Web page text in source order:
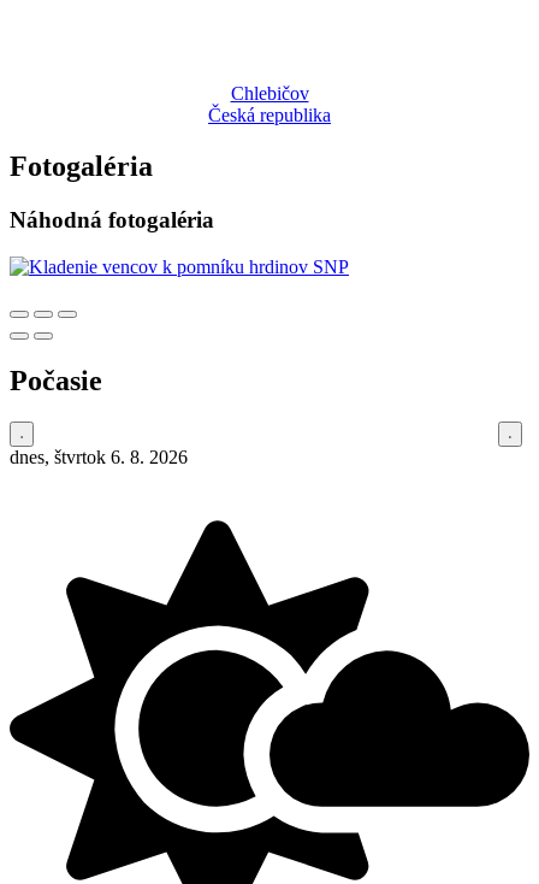
Chlebičov
Česká republika
Fotogaléria
Náhodná fotogaléria
Počasie
dnes, štvrtok 6. 8. 2026